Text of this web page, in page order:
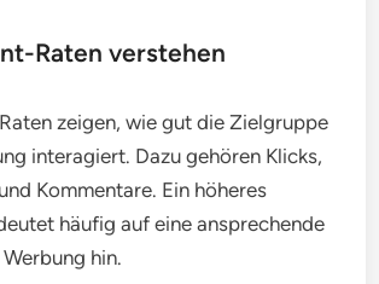
Raten verstehen
zeigen, wie gut die Zielgruppe
interagiert. Dazu gehören Klicks,
Kommentare. Ein höheres
häufig auf eine ansprechende
hin.